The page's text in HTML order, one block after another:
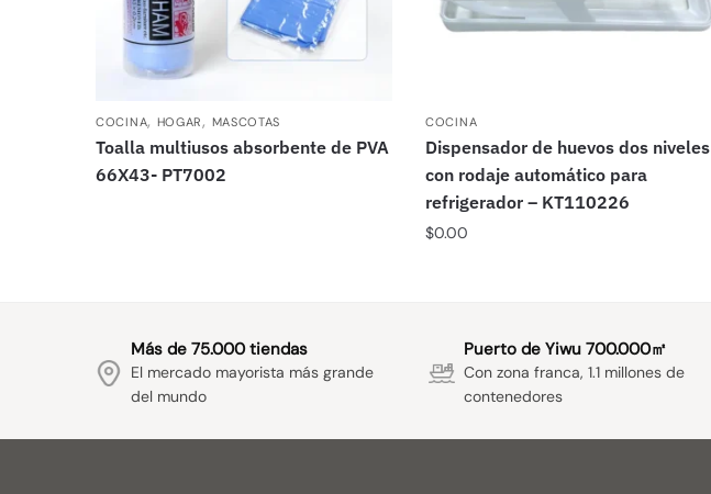
COCINA, HOGAR, MASCOTAS
Toalla multiusos absorbente de PVA
66X43- PT7002
COCINA
Dispensador de huevos dos niveles
con rodaje automático para
refrigerador – KT110226
$0.00
Más de 75.000 tiendas
El mercado mayorista más grande
del mundo
Puerto de Yiwu 700.000㎡
Con zona franca, 1.1 millones de
contenedores